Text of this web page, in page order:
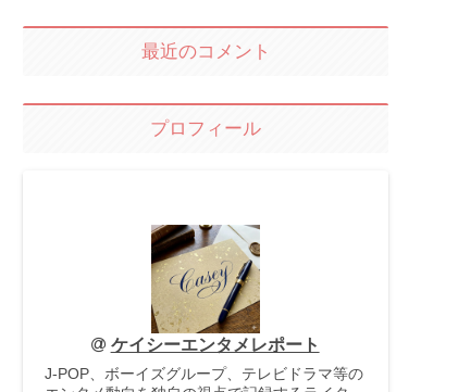
最近のコメント
プロフィール
ケイシーエンタメレポート
J-POP、ボーイズグループ、テレビドラマ等の